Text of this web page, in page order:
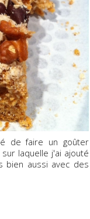
de faire un goûter
laquelle j'ai ajouté
bien aussi avec des